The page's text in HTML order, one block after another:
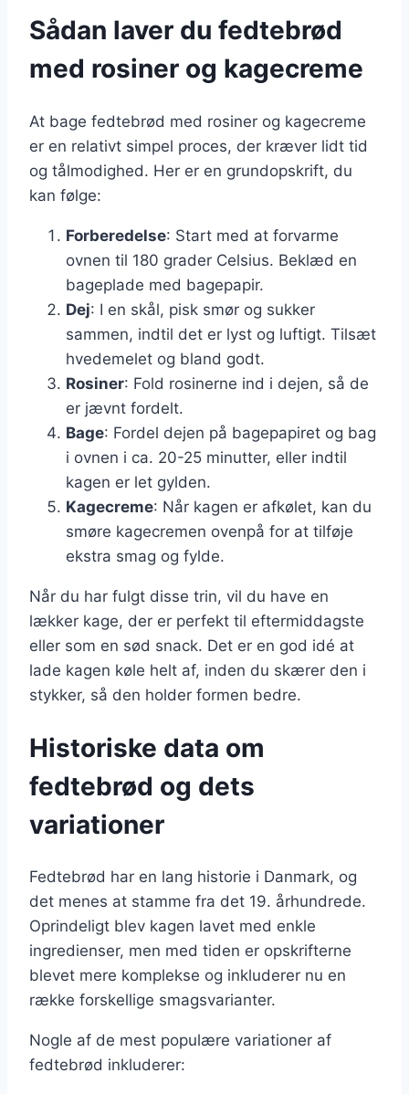
Sådan laver du fedtebrød
med rosiner og kagecreme
At bage fedtebrød med rosiner og kagecreme
er en relativt simpel proces, der kræver lidt tid
og tålmodighed. Her er en grundopskrift, du
kan følge:
Forberedelse: Start med at forvarme
ovnen til 180 grader Celsius. Beklæd en
bageplade med bagepapir.
Dej: I en skål, pisk smør og sukker
sammen, indtil det er lyst og luftigt. Tilsæt
hvedemelet og bland godt.
Rosiner: Fold rosinerne ind i dejen, så de
er jævnt fordelt.
Bage: Fordel dejen på bagepapiret og bag
i ovnen i ca. 20-25 minutter, eller indtil
kagen er let gylden.
Kagecreme: Når kagen er afkølet, kan du
smøre kagecremen ovenpå for at tilføje
ekstra smag og fylde.
Når du har fulgt disse trin, vil du have en
lækker kage, der er perfekt til eftermiddagste
eller som en sød snack. Det er en god idé at
lade kagen køle helt af, inden du skærer den i
stykker, så den holder formen bedre.
Historiske data om
fedtebrød og dets
variationer
Fedtebrød har en lang historie i Danmark, og
det menes at stamme fra det 19. århundrede.
Oprindeligt blev kagen lavet med enkle
ingredienser, men med tiden er opskrifterne
blevet mere komplekse og inkluderer nu en
række forskellige smagsvarianter.
Nogle af de mest populære variationer af
fedtebrød inkluderer: